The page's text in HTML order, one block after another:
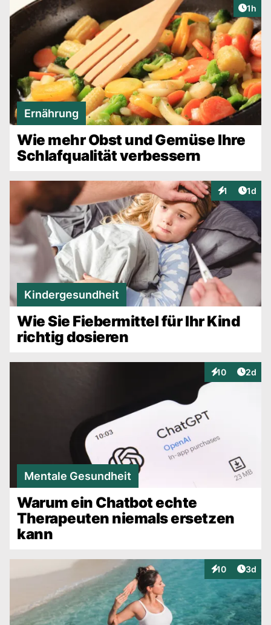
1h
Ernährung
Wie mehr Obst und Gemüse Ihre
Schlafqualität verbessern
1
Interaktionen
1d
Kindergesundheit
Wie Sie Fiebermittel für Ihr Kind
richtig dosieren
10
Interaktionen
2d
Mentale Gesundheit
Warum ein Chatbot echte
Therapeuten niemals ersetzen
kann
10
Interaktionen
3d